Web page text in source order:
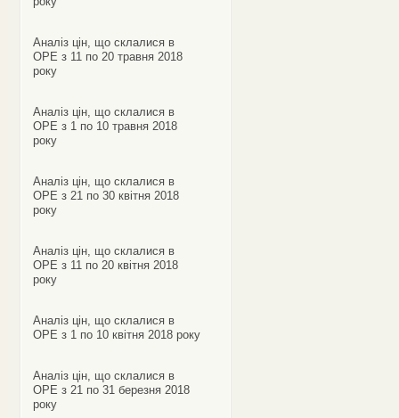
Аналіз цін, що склалися в
ОРЕ з 11 по 20 травня 2018
року
Аналіз цін, що склалися в
ОРЕ з 1 по 10 травня 2018
року
Аналіз цін, що склалися в
ОРЕ з 21 по 30 квітня 2018
року
Аналіз цін, що склалися в
ОРЕ з 11 по 20 квітня 2018
року
Аналіз цін, що склалися в
ОРЕ з 1 по 10 квітня 2018 року
Аналіз цін, що склалися в
ОРЕ з 21 по 31 березня 2018
року